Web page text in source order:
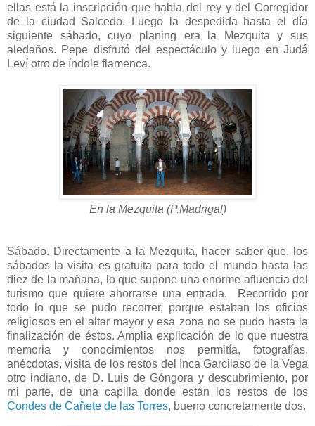
ellas está la inscripción que habla del rey y del Corregidor
de la ciudad Salcedo. Luego la despedida hasta el día
siguiente sábado, cuyo planing era la Mezquita y sus
aledaños. Pepe disfrutó del espectáculo y luego en Judá
Leví otro de índole flamenca.
En la Mezquita (P.Madrigal)
Sábado. Directamente a la Mezquita, hacer saber que, los
sábados la visita es gratuita para todo el mundo hasta las
diez de la mañana, lo que supone una enorme afluencia del
turismo que quiere ahorrarse una entrada. Recorrido por
todo lo que se pudo recorrer, porque estaban los oficios
religiosos en el altar mayor y esa zona no se pudo hasta la
finalización de éstos. Amplia explicación de lo que nuestra
memoria y conocimientos nos permitía, fotografías,
anécdotas, visita de los restos del Inca Garcilaso de la Vega
otro indiano, de D. Luis de Góngora y descubrimiento, por
mi parte, de una capilla donde están los restos de los
Condes de Cañete de las Torres, bueno concretamente dos.